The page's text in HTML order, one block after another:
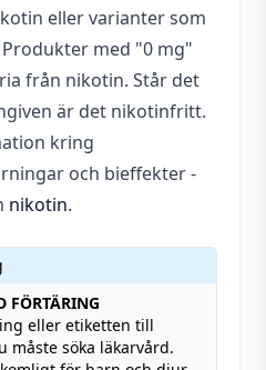
eller varianter som
med "0 mg"
från nikotin. Står det
är det nikotinfritt.
kring
och bieffekter -
nikotin.
FÖRTÄRING
eller etiketten till
måste söka läkarvård.